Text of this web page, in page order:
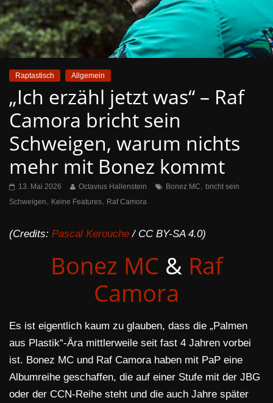
Raptastisch Allgemein
„Ich erzähl jetzt was“ – Raf
Camora bricht sein
Schweigen, warum nichts
mehr mit Bonez kommt
13. Mai 2026 Octavius Hallenstein Bonez MC, bricht sein
Schweigen, Keine Features, Raf Camora
(Credits: Pascal Kerouche / CC BY-SA 4.0)
Bonez MC & Raf
Camora
Es ist eigentlich kaum zu glauben, dass die „Palmen
aus Plastik“-Ära mittlerweile seit fast 4 Jahren vorbei
ist. Bonez MC und Raf Camora haben mit PaP eine
Albumreihe geschaffen, die auf einer Stufe mit der JBG
oder der CCN-Reihe steht und die auch Jahre später